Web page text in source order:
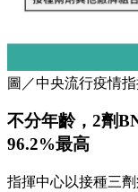
圖／中央流行疫情
不分年齡，2劑
96.2%最高
指揮中心以接種三